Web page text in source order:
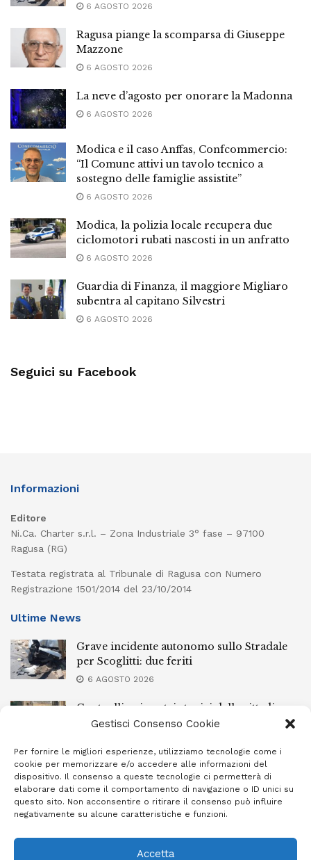
Gestisci Consenso Cookie
Per fornire le migliori esperienze, utilizziamo tecnologie come i
cookie per memorizzare e/o accedere alle informazioni del
dispositivo. Il consenso a queste tecnologie ci permetterà di
elaborare dati come il comportamento di navigazione o ID unici su
questo sito. Non acconsentire o ritirare il consenso può influire
negativamente su alcune caratteristiche e funzioni.
Accetta
6 AGOSTO 2026
Ragusa piange la scomparsa di Giuseppe
Mazzone
6 AGOSTO 2026
La neve d’agosto per onorare la Madonna
6 AGOSTO 2026
Modica e il caso Anffas, Confcommercio:
“Il Comune attivi un tavolo tecnico a
sostegno delle famiglie assistite”
6 AGOSTO 2026
Modica, la polizia locale recupera due
ciclomotori rubati nascosti in un anfratto
6 AGOSTO 2026
Guardia di Finanza, il maggiore Migliaro
subentra al capitano Silvestri
6 AGOSTO 2026
Seguici su Facebook
Informazioni
Editore
Ni.Ca. Charter s.r.l. – Zona Industriale 3° fase – 97100
Ragusa (RG)
Testata registrata al Tribunale di Ragusa con Numero
Registrazione 1501/2014 del 23/10/2014
Ultime News
Grave incidente autonomo sullo Stradale
per Scoglitti: due feriti
6 AGOSTO 2026
Controlli nei centri storici delle cittadine
della provincia iblea, 23 stranieri espulsi
Ragusa piange la scomparsa di Giuseppe
Mazzone
6 AGOSTO 2026